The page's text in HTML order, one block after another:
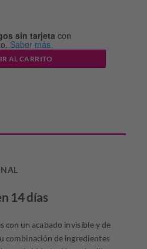
$37.420,50.
sin tarjeta con
Saber más
AL CARRITO
14 días
con un acabado invisible y de
combinación de ingredientes